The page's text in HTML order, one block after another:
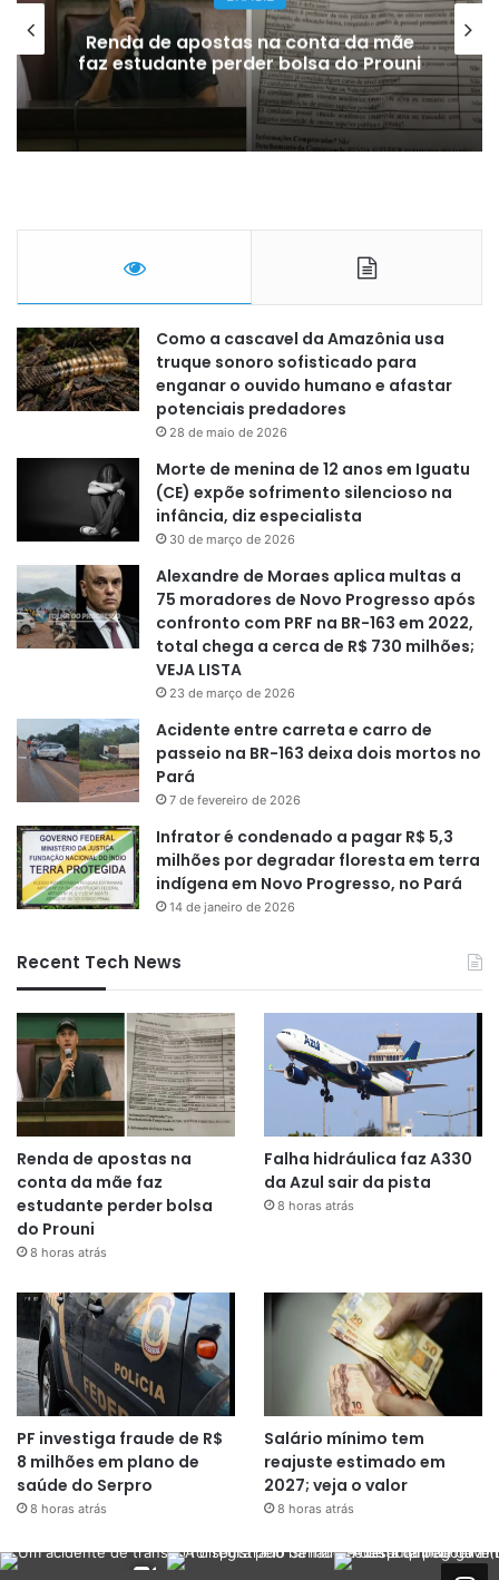
Renda de apostas na conta da mãe
faz estudante perder bolsa do Prouni
Como a cascavel da Amazônia usa
truque sonoro sofisticado para
enganar o ouvido humano e afastar
potenciais predadores
28 de maio de 2026
Morte de menina de 12 anos em Iguatu
(CE) expõe sofrimento silencioso na
infância, diz especialista
30 de março de 2026
Alexandre de Moraes aplica multas a
75 moradores de Novo Progresso após
confronto com PRF na BR-163 em 2022,
total chega a cerca de R$ 730 milhões;
VEJA LISTA
23 de março de 2026
Acidente entre carreta e carro de
passeio na BR-163 deixa dois mortos no
Pará
7 de fevereiro de 2026
Infrator é condenado a pagar R$ 5,3
milhões por degradar floresta em terra
indígena em Novo Progresso, no Pará
14 de janeiro de 2026
Recent Tech News
Renda de apostas na
conta da mãe faz
estudante perder bolsa
do Prouni
8 horas atrás
Falha hidráulica faz A330
da Azul sair da pista
8 horas atrás
PF investiga fraude de R$
8 milhões em plano de
saúde do Serpro
8 horas atrás
Salário mínimo tem
reajuste estimado em
2027; veja o valor
8 horas atrás